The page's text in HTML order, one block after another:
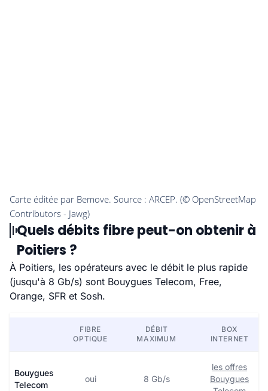
Quels débits fibre peut-on obtenir à
Poitiers ?
À Poitiers, les opérateurs avec le débit le plus rapide
(jusqu'à 8 Gb/s) sont Bouygues Telecom, Free,
Orange, SFR et Sosh.
FIBRE
OPTIQUE
DÉBIT
MAXIMUM
BOX
INTERNET
Bouygues
Telecom
oui 8 Gb/s
les offres
Bouygues